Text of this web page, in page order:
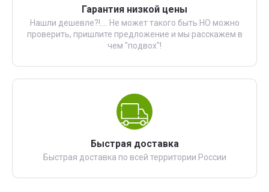
Гарантия низкой цены
Нашли дешевле?!.... Не может такого быть НО можно
проверить, пришлите предложение и мы расскажем в
чем "подвох"!
Быстрая доставка
Быстрая доставка по всей территории России